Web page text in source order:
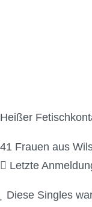
Heißer
41 Frauen aus
Letzte
Diese Singles